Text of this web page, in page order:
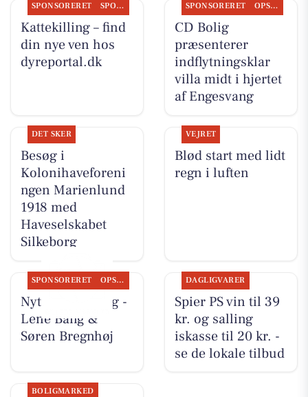
SPONSORERET SPONSORERET INDHOLD
Kattekilling – find
din nye ven hos
dyreportal.dk
SPONSORERET OPSLAGSTAVLEN
CD Bolig
præsenterer
indflytningsklar
villa midt i hjertet
af Engesvang
DET SKER
Besøg i
Kolonihaveforeni
ngen Marienlund
1918 med
Haveselskabet
Silkeborg
VEJRET
Blød start med lidt
regn i luften
SPONSORERET OPSLAGSTAVLEN
Nyt fra CD Bolig -
Lene Bang &
Søren Bregnhøj
DAGLIGVARER
Spier PS vin til 39
kr. og salling
iskasse til 20 kr. -
se de lokale tilbud
BOLIGMARKED